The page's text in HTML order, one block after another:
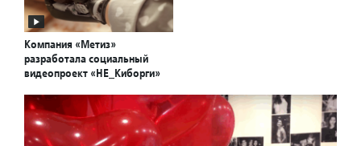
Компания «Метиз»
разработала социальный
видеопроект «НЕ_Киборги»